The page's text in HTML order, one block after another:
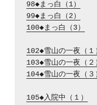
98◆まっ白（1）
99◆まっ白（2）
100◆まっ白（3）
102◆雪山の一夜（１
103◆雪山の一夜（２
104◆雪山の一夜（３
105◆入院中（１）